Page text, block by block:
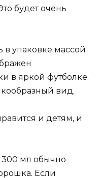
будет очень
в упаковке массой
в яркой футболке.
вид.
мл обычно
Если